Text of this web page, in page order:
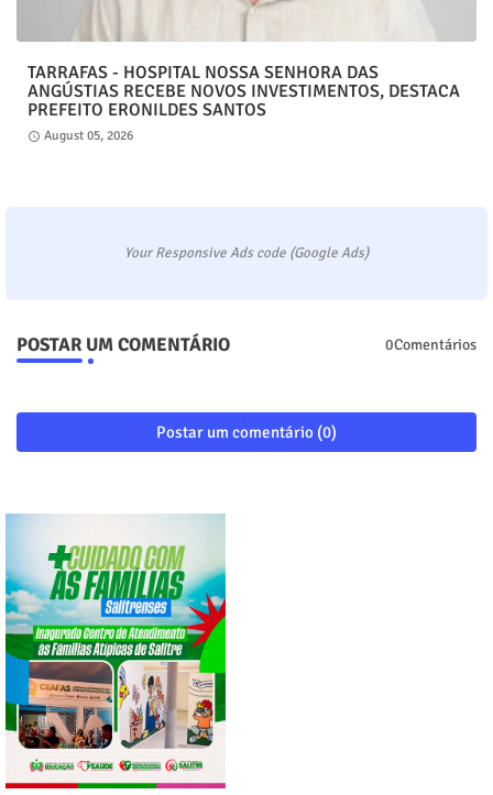
TARRAFAS - HOSPITAL NOSSA SENHORA DAS
ANGÚSTIAS RECEBE NOVOS INVESTIMENTOS, DESTACA
PREFEITO ERONILDES SANTOS
August 05, 2026
Your Responsive Ads code (Google Ads)
POSTAR UM COMENTÁRIO 0Comentários
Postar um comentário (0)